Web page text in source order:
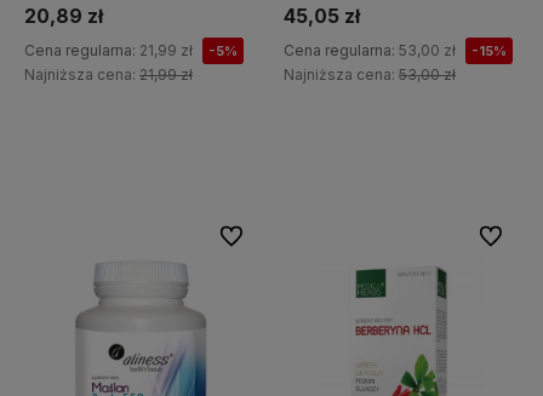
20,89 zł
Cena regularna: 21,99 zł -5%
Najniższa cena: 21,99 zł
wrotycz, zielony orzech,
szałwia, kłącze tataraku,
konopia siewna) 12 sztuk x 2g
API Effect
45,05 zł
Cena regularna: 53,00 zł -15%
Najniższa cena: 53,00 zł
Do ulubionych Do